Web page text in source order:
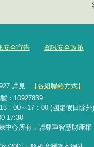
安全宣告 資訊安全政策
詳見
【各組聯絡方式】
：10927839
：00～17：00 (國定假日除外)
17:30
中心所有，請尊重智慧財產